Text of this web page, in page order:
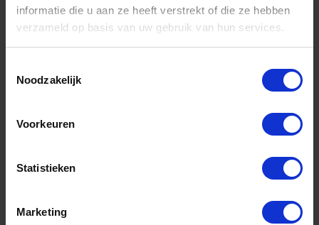
informatie die u aan ze heeft verstrekt of die ze hebben
verzameld op basis van uw gebruik van hun services.
Noodzakelijk
Voorkeuren
Statistieken
Marketing
FORUM Meetlat roestvrij verenstaal
Gtin: 4317784859189,HGF4250402025
€ 6,85 incl. BTW
- +